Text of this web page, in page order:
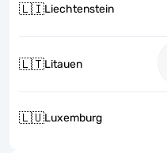
🇱🇮Liechtenstein
🇱🇹Litauen
🇱🇺Luxemburg